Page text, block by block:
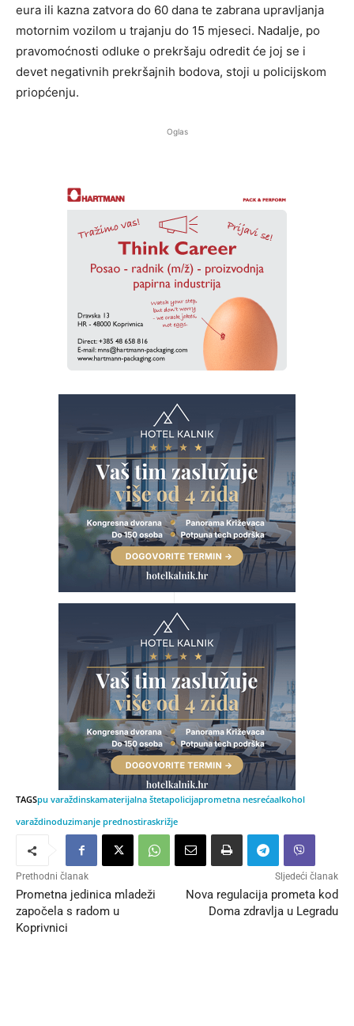
eura ili kazna zatvora do 60 dana te zabrana upravljanja
motornim vozilom u trajanju do 15 mjeseci. Nadalje, po
pravomoćnosti odluke o prekršaju odredit će joj se i
devet negativnih prekršajnih bodova, stoji u policijskom
priopćenju.
Oglas
TAGSpu varaždinskamaterijalna štetapolicijaprometna nesrećaalkohol
varaždinoduzimanje prednostiraskrižje
Prethodni članak
Prometna jedinica mladeži
započela s radom u
Koprivnici
Sljedeći članak
Nova regulacija prometa kod
Doma zdravlja u Legradu